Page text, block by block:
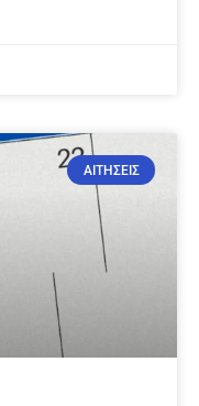
ΑΙΤΗΣΕΙΣ